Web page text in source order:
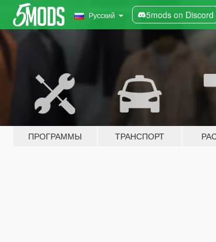
Русский 5mods on Discord
ПРОГРАММЫ ТРАНСПОРТ